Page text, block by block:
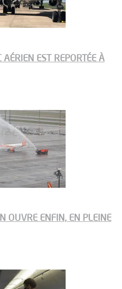
EST REPORTÉE À
OUVRE ENFIN, EN PLEINE